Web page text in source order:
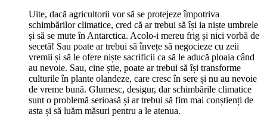
Uite, dacă agricultorii vor să se protejeze împotriva
schimbărilor climatice, cred că ar trebui să își ia niște umbrele
și să se mute în Antarctica. Acolo-i mereu frig și nici vorbă de
secetă! Sau poate ar trebui să învețe să negocieze cu zeii
vremii și să le ofere niște sacrificii ca să le aducă ploaia când
au nevoie. Sau, cine știe, poate ar trebui să își transforme
culturile în plante olandeze, care cresc în sere și nu au nevoie
de vreme bună. Glumesc, desigur, dar schimbările climatice
sunt o problemă serioasă și ar trebui să fim mai conștienți de
asta și să luăm măsuri pentru a le atenua.